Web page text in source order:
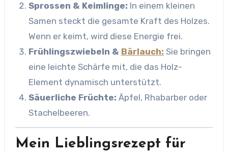
Sprossen & Keimlinge: In einem kleinen
Samen steckt die gesamte Kraft des Holzes.
Wenn er keimt, wird diese Energie frei.
Frühlingszwiebeln & Bärlauch: Sie bringen
eine leichte Schärfe mit, die das Holz-
Element dynamisch unterstützt.
Säuerliche Früchte: Äpfel, Rhabarber oder
Stachelbeeren.
Mein Lieblingsrezept für